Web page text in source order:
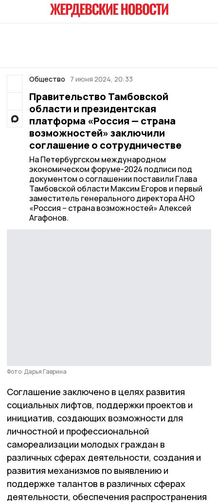
Общество 7 июня 2024, 20:33
Правительство Тамбовской
области и президентская
платформа «Россия — страна
возможностей» заключили
соглашение о сотрудничестве
На Петербургском международном
экономическом форуме-2024 подписи под
документом о соглашении поставили Глава
Тамбовской области Максим Егоров и первый
заместитель генерального директора АНО
«Россия – страна возможностей» Алексей
Агафонов.
Фото: Дарья Гаврина
Соглашение заключено в целях развития
социальных лифтов, поддержки проектов и
инициатив, создающих возможности для
личностной и профессиональной
самореализации молодых граждан в
различных сферах деятельности, создания и
развития механизмов по выявлению и
поддержке талантов в различных сферах
деятельности, обеспечения распространения